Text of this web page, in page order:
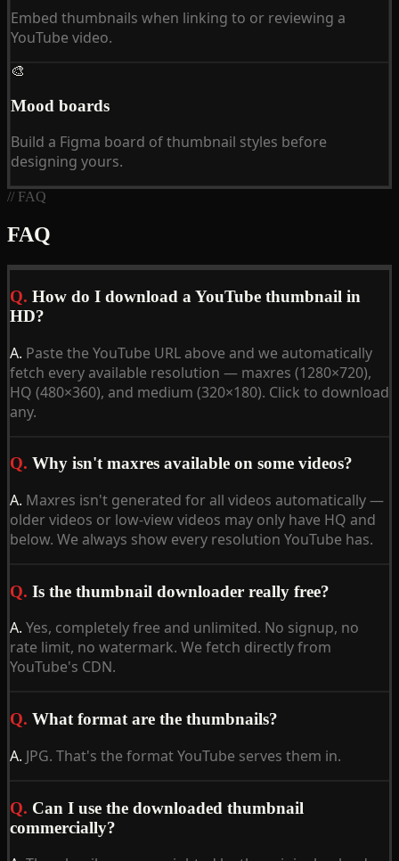
Embed thumbnails when linking to or reviewing a
YouTube video.
🎨
Mood boards
Build a Figma board of thumbnail styles before
designing yours.
// FAQ
FAQ
Q. How do I download a YouTube thumbnail in
HD?
A. Paste the YouTube URL above and we automatically
fetch every available resolution — maxres (1280×720),
HQ (480×360), and medium (320×180). Click to download
any.
Q. Why isn't maxres available on some videos?
A. Maxres isn't generated for all videos automatically —
older videos or low-view videos may only have HQ and
below. We always show every resolution YouTube has.
Q. Is the thumbnail downloader really free?
A. Yes, completely free and unlimited. No signup, no
rate limit, no watermark. We fetch directly from
YouTube's CDN.
Q. What format are the thumbnails?
A. JPG. That's the format YouTube serves them in.
Q. Can I use the downloaded thumbnail
commercially?